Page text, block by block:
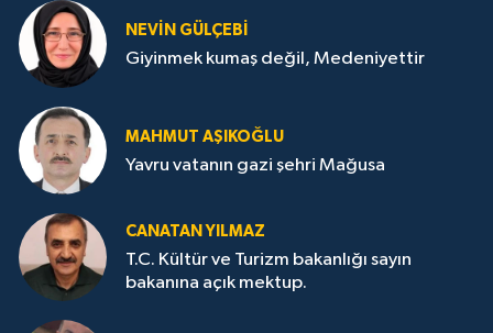
NEVİN GÜLÇEBİ
Giyinmek kumaş değil, Medeniyettir
MAHMUT AŞIKOĞLU
Yavru vatanın gazi şehri Mağusa
CANATAN YILMAZ
T.C. Kültür ve Turizm bakanlığı sayın
bakanına açık mektup.